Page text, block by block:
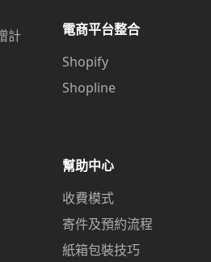
計
電商平台整合
Shopify
Shopline
幫助中心
收費模式
寄件及預約流程
紙箱包裝技巧